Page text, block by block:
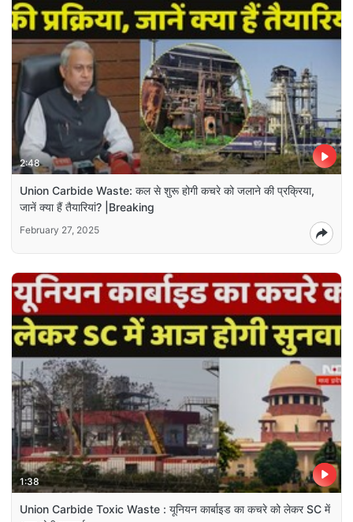
2:48
Union Carbide Waste: कल से शुरू होगी कचरे को जलाने की प्रक्रिया,
जानें क्या हैं तैयारियां? |Breaking
February 27, 2025
1:38
Union Carbide Toxic Waste : यूनियन कार्बाइड का कचरे को लेकर SC में